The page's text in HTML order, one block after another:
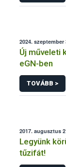
2024. szeptember
Új műveleti
eGN-ben
TOVÁBB >
2017. augusztus
Legyünk
tűzifát!